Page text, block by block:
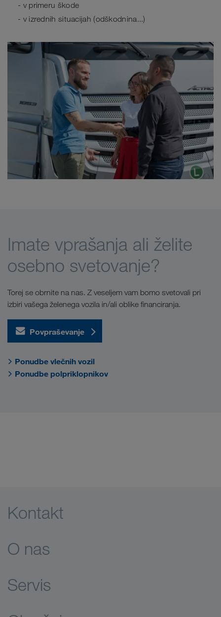
- v primeru škode
- v izrednih situacijah (odškodnina...)
Imate vprašanja ali želite
osebno svetovanje?
Torej se obrnite na nas. Z veseljem vam bomo svetovali pri
izbiri vašega želenega vozila in/ali oblike financiranja.
Povpraševanje
Ponudbe vlečnih vozil
Ponudbe polpriklopnikov
Kontakt
O nas
Servis